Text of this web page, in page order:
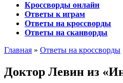
Кроссворды онлайн
Ответы к играм
Ответы на кроссворды
Ответы на сканворды
Главная » Ответы на кроссворды
Доктор Левин из